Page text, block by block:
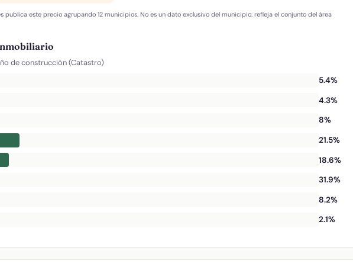
publica este precio agrupando 12 municipios. No es un dato exclusivo del municipio: refleja el conjunto del área
de construcción (Catastro)
5.4%
4.3%
8%
21.5%
18.6%
31.9%
8.2%
2.1%